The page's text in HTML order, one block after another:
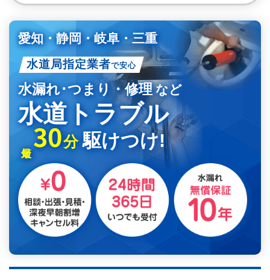
愛知・静岡・岐阜・三重
水道局指定業者で安心
水漏れ･つまり・修理など
水道トラブル
30分 駆けつけ!